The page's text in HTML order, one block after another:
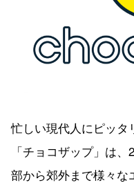
忙しい現代人にピッタ
「チョコザップ」は
部から郊外まで様々